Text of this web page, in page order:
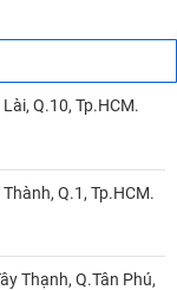
Q.10, Tp.HCM.
Q.1, Tp.HCM.
Thạnh, Q.Tân Phú,